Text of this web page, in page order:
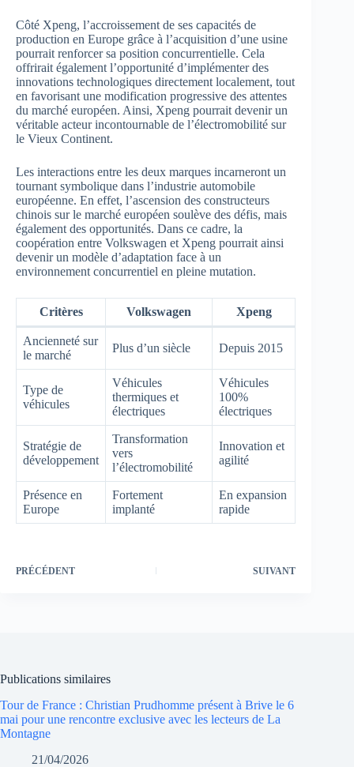
Côté Xpeng, l’accroissement de ses capacités de
production en Europe grâce à l’acquisition d’une usine
pourrait renforcer sa position concurrentielle. Cela
offrirait également l’opportunité d’implémenter des
innovations technologiques directement localement, tout
en favorisant une modification progressive des attentes
du marché européen. Ainsi, Xpeng pourrait devenir un
véritable acteur incontournable de l’électromobilité sur
le Vieux Continent.
Les interactions entre les deux marques incarneront un
tournant symbolique dans l’industrie automobile
européenne. En effet, l’ascension des constructeurs
chinois sur le marché européen soulève des défis, mais
également des opportunités. Dans ce cadre, la
coopération entre Volkswagen et Xpeng pourrait ainsi
devenir un modèle d’adaptation face à un
environnement concurrentiel en pleine mutation.
Critères Volkswagen Xpeng
Ancienneté sur
le marché
Plus d’un siècle Depuis 2015
Type de
véhicules
Véhicules
thermiques et
électriques
Véhicules
100%
électriques
Stratégie de
développement
Transformation
vers
l’électromobilité
Innovation et
agilité
Présence en
Europe
Fortement
implanté
En expansion
rapide
PRÉCÉDENT SUIVANT
Publications similaires
Tour de France : Christian Prudhomme présent à Brive le 6
mai pour une rencontre exclusive avec les lecteurs de La
Montagne
21/04/2026